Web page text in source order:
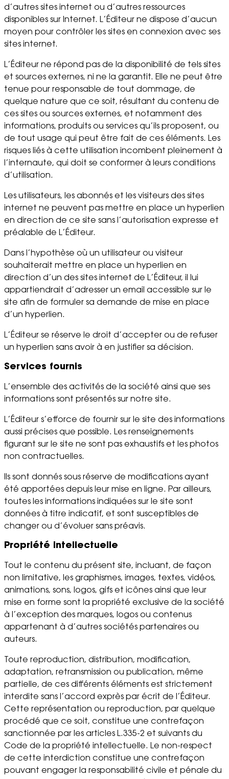
d’autres sites internet ou d’autres ressources
disponibles sur Internet. L’Éditeur ne dispose d’aucun
moyen pour contrôler les sites en connexion avec ses
sites internet.
L’Éditeur ne répond pas de la disponibilité de tels sites
et sources externes, ni ne la garantit. Elle ne peut être
tenue pour responsable de tout dommage, de
quelque nature que ce soit, résultant du contenu de
ces sites ou sources externes, et notamment des
informations, produits ou services qu’ils proposent, ou
de tout usage qui peut être fait de ces éléments. Les
risques liés à cette utilisation incombent pleinement à
l’internaute, qui doit se conformer à leurs conditions
d’utilisation.
Les utilisateurs, les abonnés et les visiteurs des sites
internet ne peuvent pas mettre en place un hyperlien
en direction de ce site sans l’autorisation expresse et
préalable de L’Éditeur.
Dans l’hypothèse où un utilisateur ou visiteur
souhaiterait mettre en place un hyperlien en
direction d’un des sites internet de L’Éditeur, il lui
appartiendrait d’adresser un email accessible sur le
site afin de formuler sa demande de mise en place
d’un hyperlien.
L’Éditeur se réserve le droit d’accepter ou de refuser
un hyperlien sans avoir à en justifier sa décision.
Services fournis
L’ensemble des activités de la société ainsi que ses
informations sont présentés sur notre site.
L’Éditeur s’efforce de fournir sur le site des informations
aussi précises que possible. Les renseignements
figurant sur le site ne sont pas exhaustifs et les photos
non contractuelles.
Ils sont donnés sous réserve de modifications ayant
été apportées depuis leur mise en ligne. Par ailleurs,
toutes les informations indiquées sur le site sont
données à titre indicatif, et sont susceptibles de
changer ou d’évoluer sans préavis.
Propriété intellectuelle
Tout le contenu du présent site, incluant, de façon
non limitative, les graphismes, images, textes, vidéos,
animations, sons, logos, gifs et icônes ainsi que leur
mise en forme sont la propriété exclusive de la société
à l’exception des marques, logos ou contenus
appartenant à d’autres sociétés partenaires ou
auteurs.
Toute reproduction, distribution, modification,
adaptation, retransmission ou publication, même
partielle, de ces différents éléments est strictement
interdite sans l’accord exprès par écrit de l’Éditeur.
Cette représentation ou reproduction, par quelque
procédé que ce soit, constitue une contrefaçon
sanctionnée par les articles L.335-2 et suivants du
Code de la propriété intellectuelle. Le non-respect
de cette interdiction constitue une contrefaçon
pouvant engager la responsabilité civile et pénale du